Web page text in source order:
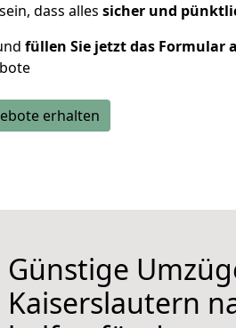
dass alles sicher und
füllen Sie jetzt das Formular
erhalten
Günstige
Kaiserslautern